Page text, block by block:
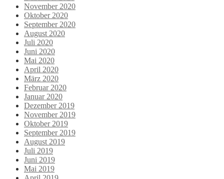
November 2020
Oktober 2020
September 2020
August 2020
Juli 2020
Juni 2020
Mai 2020
April 2020
März 2020
Februar 2020
Januar 2020
Dezember 2019
November 2019
Oktober 2019
September 2019
August 2019
Juli 2019
Juni 2019
Mai 2019